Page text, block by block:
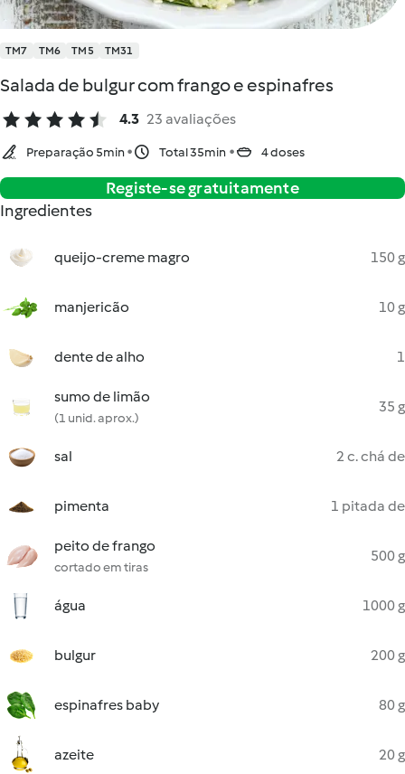
TM7 TM6 TM5 TM31
Salada de bulgur com frango e espinafres
4.3 23 avaliações
Preparação 5min Total 35min 4 doses
Registe-se gratuitamente
Ingredientes
queijo-creme magro 150 g
manjericão 10 g
dente de alho 1
sumo de limão
(1 unid. aprox.)
35 g
sal 2 c. chá de
pimenta 1 pitada de
peito de frango
cortado em tiras
500 g
água 1000 g
bulgur 200 g
espinafres baby 80 g
azeite 20 g